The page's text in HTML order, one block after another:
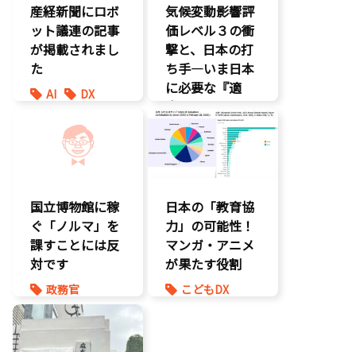
産経新聞にロボ
ット議連の記事
が掲載されまし
た
AI
DX
製造業
気候変動影響評
価レベル３の衝
撃と、日本の打
ち手―いま日本
に必要な『適
応』とは
環境部会
国立博物館に稼
ぐ「ノルマ」を
課すことには反
対です
政務官
知的財産
日本の「教育協
力」の可能性！
マンガ・アニメ
が果たす役割
こどもDX